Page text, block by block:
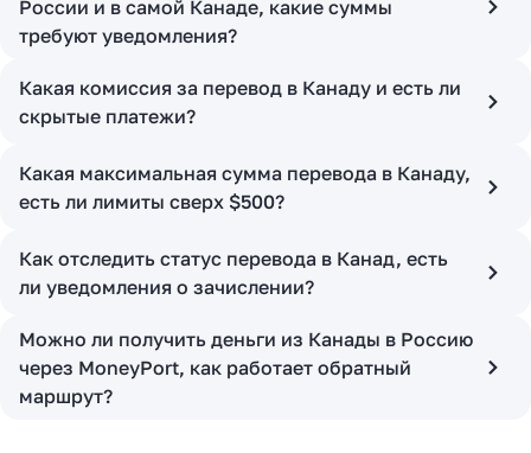
России и в самой Канаде, какие суммы
требуют уведомления?
Какая комиссия за перевод в Канаду и есть ли
скрытые платежи?
Какая максимальная сумма перевода в Канаду,
есть ли лимиты сверх $500?
Как отследить статус перевода в Канад, есть
ли уведомления о зачислении?
Можно ли получить деньги из Канады в Россию
через MoneyPort, как работает обратный
маршрут?